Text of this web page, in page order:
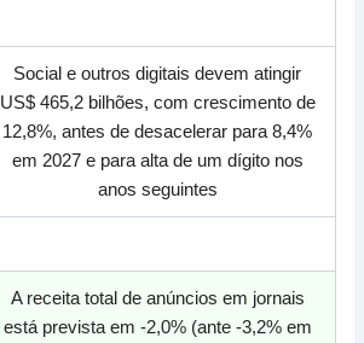
Social e outros digitais devem atingir
US$ 465,2 bilhões, com crescimento de
12,8%, antes de desacelerar para 8,4%
em 2027 e para alta de um dígito nos
anos seguintes
A receita total de anúncios em jornais
está prevista em -2,0% (ante -3,2% em